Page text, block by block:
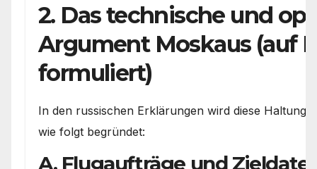
2. Das technische und
Argument Moskaus (auf
formuliert)
In den russischen Erklärungen wird diese Haltung
wie folgt begründet:
A. Flugaufträge und